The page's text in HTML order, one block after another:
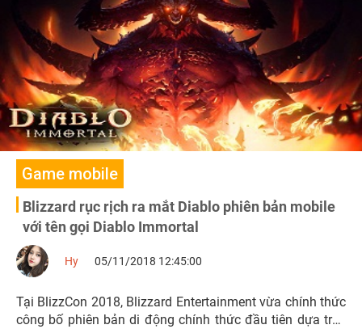
Game mobile
Blizzard rục rịch ra mắt Diablo phiên bản mobile
với tên gọi Diablo Immortal
Hy 05/11/2018 12:45:00
Tại BlizzCon 2018, Blizzard Entertainment vừa chính thức
công bố phiên bản di động chính thức đầu tiên dựa trên